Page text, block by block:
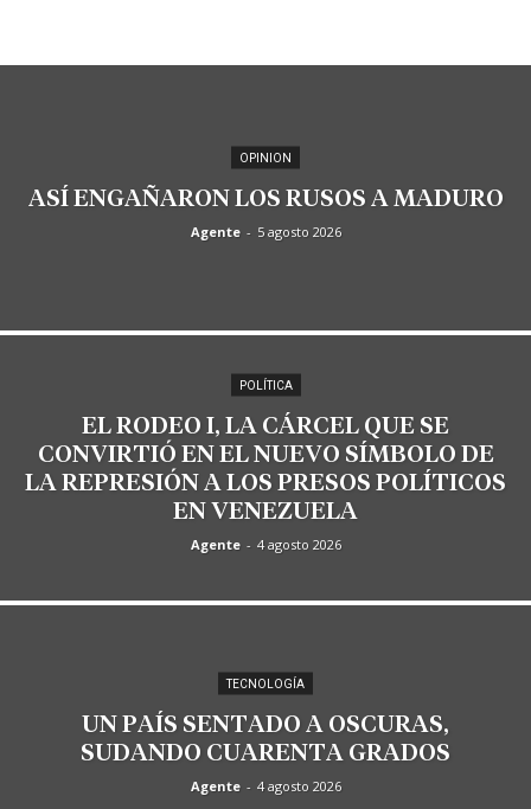
OPINION
ASÍ ENGAÑARON LOS RUSOS A MADURO
Agente - 5 agosto 2026
POLÍTICA
EL RODEO I, LA CÁRCEL QUE SE
CONVIRTIÓ EN EL NUEVO SÍMBOLO DE
LA REPRESIÓN A LOS PRESOS POLÍTICOS
EN VENEZUELA
Agente - 4 agosto 2026
TECNOLOGÍA
UN PAÍS SENTADO A OSCURAS,
SUDANDO CUARENTA GRADOS
Agente - 4 agosto 2026